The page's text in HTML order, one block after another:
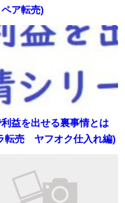
ア転売)
益を出せる裏事情とは
転売 ヤフオク仕入れ編)